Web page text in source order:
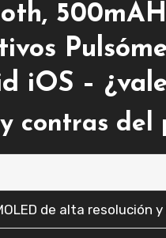
iOS –
y contras del
de alta resolución y